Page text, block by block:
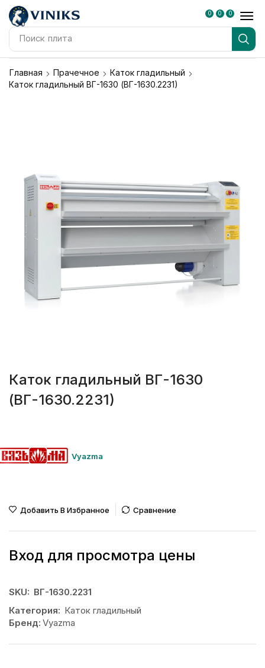
Поиск плита
0 0 0
Главная Прачечное
Каток гладильный
Каток гладильный ВГ-1630 (ВГ-1630.2231)
Каток гладильный ВГ-1630
(ВГ-1630.2231)
Vyazma
Добавить В Избранное Сравнение
Вход для просмотра цены
SKU: ВГ-1630.2231
Категория: Каток гладильный
Бренд: Vyazma